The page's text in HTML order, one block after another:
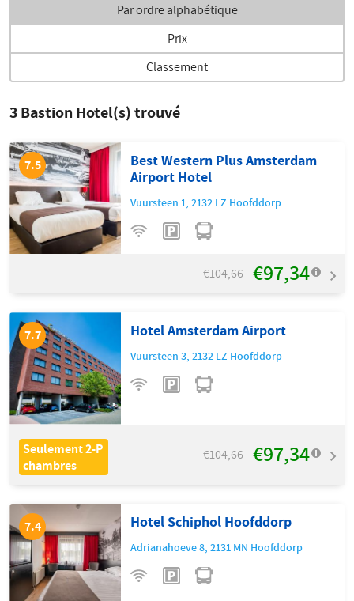
Par ordre alphabétique
Prix
Classement
3Bastion Hotel(s) trouvé
7.7 Hotel Amsterdam Airport
Vuursteen 3,2132 LZ Hoofddorp
Seulement 2-P
chambres
€104,66 €97,34
7.4 Hotel Schiphol Hoofddorp
Adrianahoeve 8,2131 MN Hoofddorp
7.5
Best Western Plus Amsterdam
Airport Hotel
Vuursteen 1,2132 LZ Hoofddorp
€104,66 €97,34